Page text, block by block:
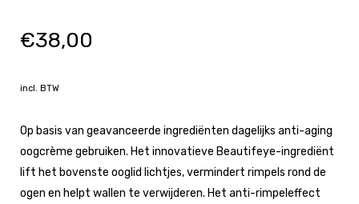
€38,00
incl. BTW
Op basis van geavanceerde ingrediënten dagelijks anti-aging
oogcrème gebruiken. Het innovatieve Beautifeye-ingrediënt
lift het bovenste ooglid lichtjes, vermindert rimpels rond de
ogen en helpt wallen te verwijderen. Het anti-rimpeleffect